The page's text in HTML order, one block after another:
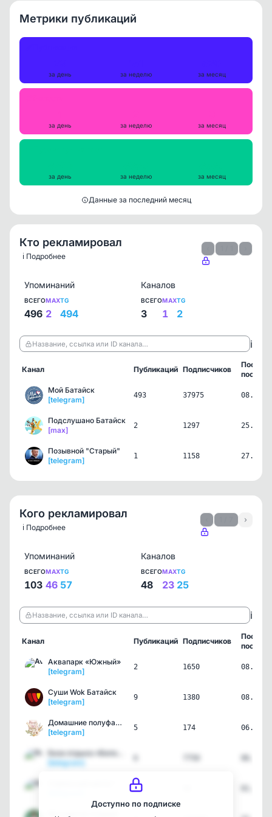
Метрики публикаций
за день за неделю за месяц
за день за неделю за месяц
за день за неделю за месяц
Данные за последний месяц
Кто рекламировал
ℹ️ Подробнее
Упоминаний
ВСЕГО
496
MAX
2
TG
494
Каналов
ВСЕГО
3
MAX
1
TG
2
Название, ссылка или ID канала… ℹ️
Канал Публикаций Подписчиков
пост
Мой Батайск
[telegram]
493 37975
Подслушано Батайск
[max]
2 1297
Позывной "Старый"
[telegram]
1 1158
Кого рекламировал
ℹ️ Подробнее
›
Упоминаний
ВСЕГО
103
MAX
46
TG
57
Каналов
ВСЕГО
48
MAX
23
TG
25
Название, ссылка или ID канала… ℹ️
Канал Публикаций Подписчиков
пост
Аквапарк «Южный»
[telegram]
2 1650
Суши Wok Батайск
[telegram]
9 1380
Домашние полуфабрикаты
[telegram]
5 174
[telegram]
5
Доступно по подписке